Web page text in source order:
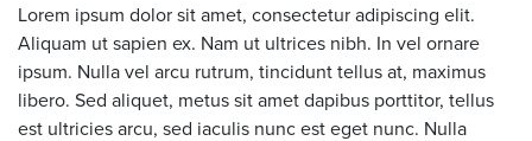
Lorem ipsum dolor sit amet, consectetur adipiscing elit.
Aliquam ut sapien ex. Nam ut ultrices nibh. In vel ornare
ipsum. Nulla vel arcu rutrum, tincidunt tellus at, maximus
libero. Sed aliquet, metus sit amet dapibus porttitor, tellus
est ultricies arcu, sed iaculis nunc est eget nunc. Nulla